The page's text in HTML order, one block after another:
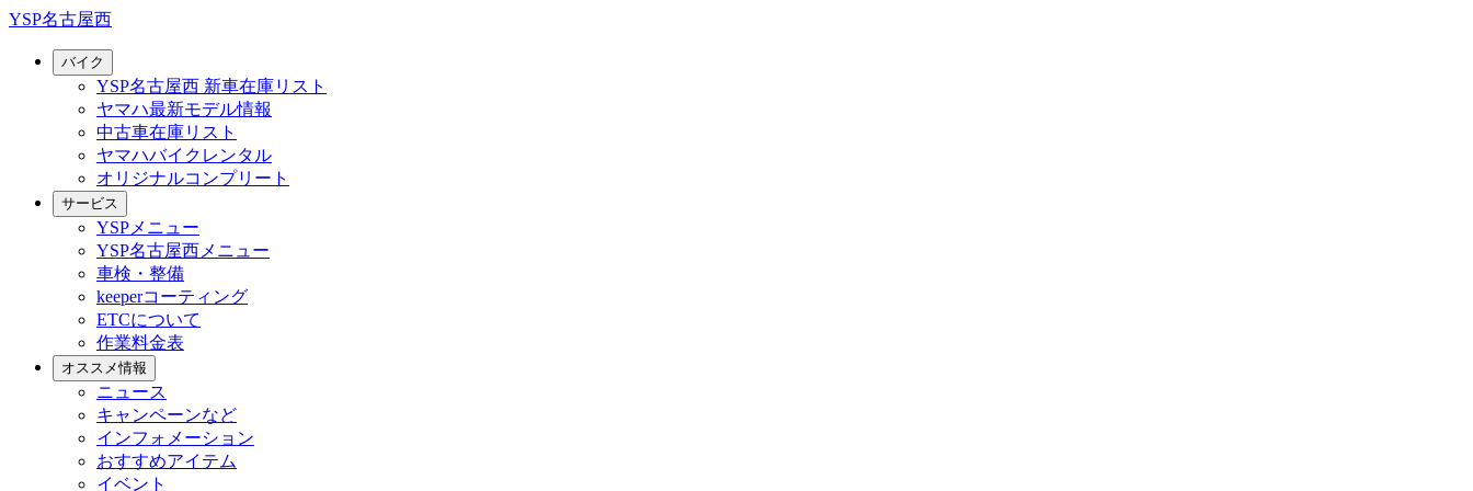
YSP名古屋西
バイク
YSP名古屋西 新車在庫リスト
ヤマハ最新モデル情報
中古車在庫リスト
ヤマハバイクレンタル
オリジナルコンプリート
サービス
YSPメニュー
YSP名古屋西メニュー
車検・整備
keeperコーティング
ETCについて
作業料金表
オススメ情報
ニュース
キャンペーンなど
インフォメーション
おすすめアイテム
イベント